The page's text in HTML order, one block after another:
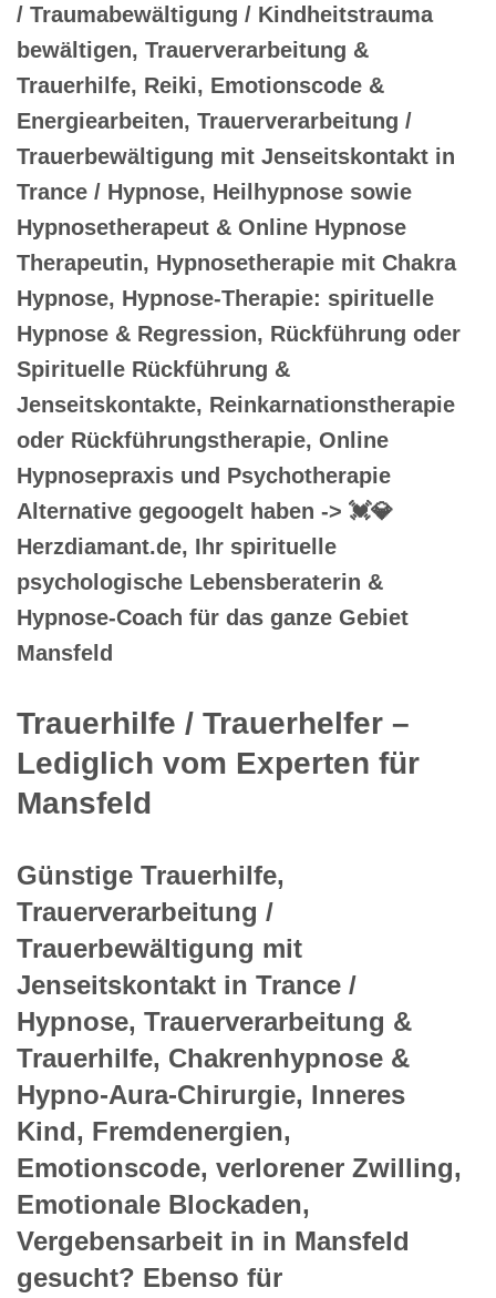
/ Traumabewältigung / Kindheitstrauma
bewältigen, Trauerverarbeitung &
Trauerhilfe, Reiki, Emotionscode &
Energiearbeiten, Trauerverarbeitung /
Trauerbewältigung mit Jenseitskontakt in
Trance / Hypnose, Heilhypnose sowie
Hypnosetherapeut & Online Hypnose
Therapeutin, Hypnosetherapie mit Chakra
Hypnose, Hypnose-Therapie: spirituelle
Hypnose & Regression, Rückführung oder
Spirituelle Rückführung &
Jenseitskontakte, Reinkarnationstherapie
oder Rückführungstherapie, Online
Hypnosepraxis und Psychotherapie
Alternative gegoogelt haben -> 💓️💎
Herzdiamant.de, Ihr spirituelle
psychologische Lebensberaterin &
Hypnose-Coach für das ganze Gebiet
Mansfeld
Trauerhilfe / Trauerhelfer –
Lediglich vom Experten für
Mansfeld
Günstige Trauerhilfe,
Trauerverarbeitung /
Trauerbewältigung mit
Jenseitskontakt in Trance /
Hypnose, Trauerverarbeitung &
Trauerhilfe, Chakrenhypnose &
Hypno-Aura-Chirurgie, Inneres
Kind, Fremdenergien,
Emotionscode, verlorener Zwilling,
Emotionale Blockaden,
Vergebensarbeit in in Mansfeld
gesucht? Ebenso für